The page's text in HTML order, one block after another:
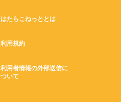
はたらこねっととは
利用規約
利用者情報の外部送信に
ついて